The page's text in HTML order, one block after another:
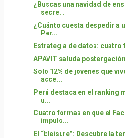
¿Buscas una navidad de
secre...
¿Cuánto cuesta despedir a
Per...
Estrategia de datos: cuatro
APAVIT saluda
Solo 12% de jóvenes que
acce...
Perú destaca en el ranking
u...
Cuatro formas en que el
impuls...
El “bleisure”: Descubre la